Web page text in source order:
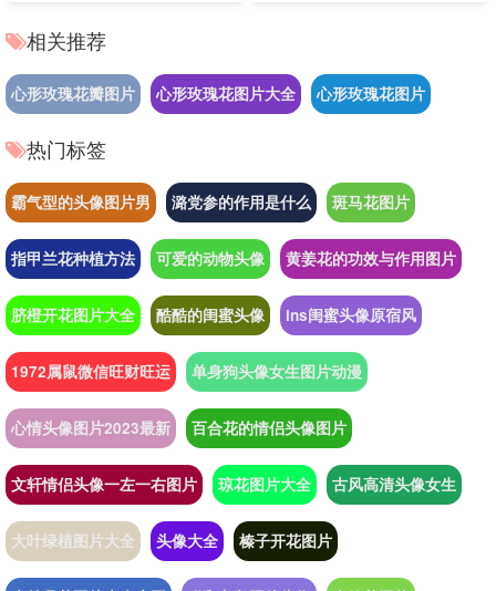
相关推荐
心形玫瑰花瓣图片 心形玫瑰花图片大全 心形玫瑰花图片
热门标签
霸气型的头像图片男 潞党参的作用是什么 斑马花图片
指甲兰花种植方法 可爱的动物头像 黄姜花的功效与作用图片
脐橙开花图片大全 酷酷的闺蜜头像 ins闺蜜头像原宿风
1972属鼠微信旺财旺运 单身狗头像女生图片动漫
心情头像图片2023最新 百合花的情侣头像图片
文轩情侣头像一左一右图片 琼花图片大全 古风高清头像女生
大叶绿植图片大全 头像大全 榛子开花图片